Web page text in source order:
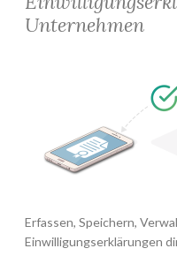
Unternehmen
Erfassen, Speichern,
Einwilligungserklärungen